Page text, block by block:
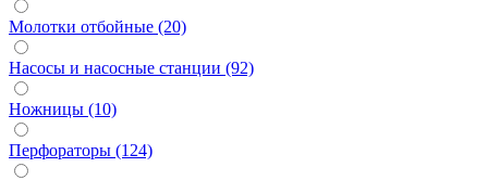
Молотки отбойные (20)
Насосы и насосные станции (92)
Ножницы (10)
Перфораторы (124)